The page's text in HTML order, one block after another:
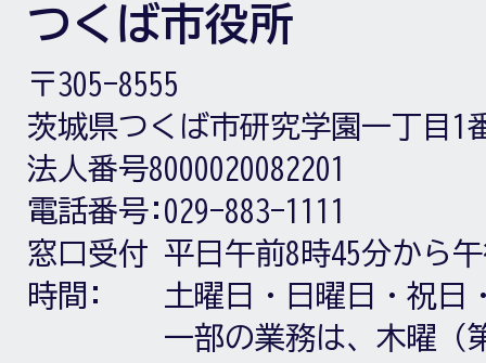
つくば市役所
〒305-8555
茨城県つくば市研究学園一丁目1
法人番号8000020082201
電話番号: 029-883-1111
窓口受付
時間:
平日午前8時45分から
土曜日・日曜日・祝日
一部の業務は、木曜（